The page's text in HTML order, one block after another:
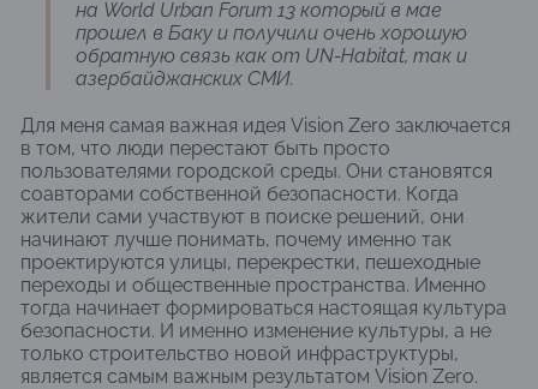
на World Urban Forum 13 который в мае
прошел в Баку и получили очень хорошую
обратную связь как от UN-Habitat, так и
азербайджанских СМИ.
Для меня самая важная идея Vision Zero заключается
в том, что люди перестают быть просто
пользователями городской среды. Они становятся
соавторами собственной безопасности. Когда
жители сами участвуют в поиске решений, они
начинают лучше понимать, почему именно так
проектируются улицы, перекрестки, пешеходные
переходы и общественные пространства. Именно
тогда начинает формироваться настоящая культура
безопасности. И именно изменение культуры, а не
только строительство новой инфраструктуры,
является самым важным результатом Vision Zero.